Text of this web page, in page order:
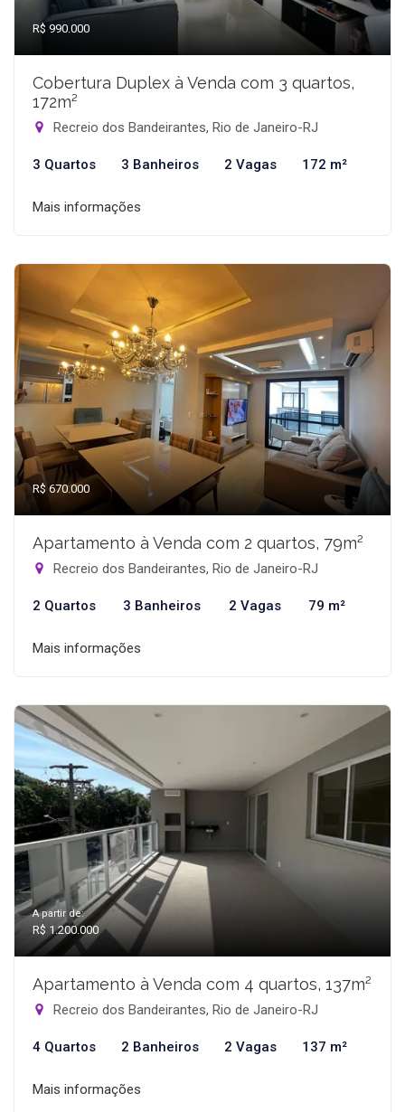
R$ 990.000
Cobertura Duplex à Venda com 3 quartos,
172m²
Recreio dos Bandeirantes, Rio de Janeiro-RJ
3 Quartos 3 Banheiros 2 Vagas 172 m²
Mais informações
R$ 670.000
Apartamento à Venda com 2 quartos, 79m²
Recreio dos Bandeirantes, Rio de Janeiro-RJ
2 Quartos 3 Banheiros 2 Vagas 79 m²
Mais informações
A partir de:
R$ 1.200.000
Apartamento à Venda com 4 quartos, 137m²
Recreio dos Bandeirantes, Rio de Janeiro-RJ
4 Quartos 2 Banheiros 2 Vagas 137 m²
Mais informações